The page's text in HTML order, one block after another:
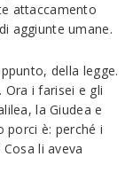
attaccamento
aggiunte umane.
della legge.
i farisei e gli
la Giudea e
porci è: perché i
li aveva